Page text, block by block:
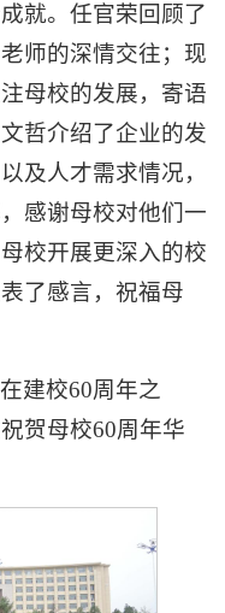
就。任官荣回顾了
师的深情交往；现
母校的发展，寄语
哲介绍了企业的发
及人才需求情况，
感谢母校对他们一
校开展更深入的校
了感言，祝福母
建校60周年之
贺母校60周年华